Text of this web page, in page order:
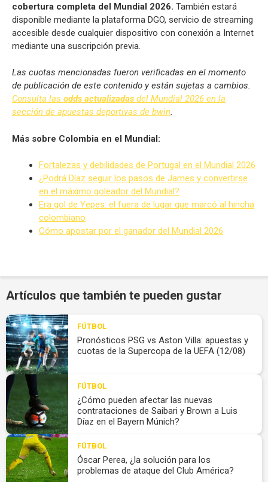
cobertura completa del Mundial 2026. También estará
disponible mediante la plataforma DGO, servicio de streaming
accesible desde cualquier dispositivo con conexión a Internet
mediante una suscripción previa.
Las cuotas mencionadas fueron verificadas en el momento
de publicación de este contenido y están sujetas a cambios.
Consulta las odds actualizadas del Mundial 2026 en la
sección de apuestas deportivas de bwin.
Más sobre Colombia en el Mundial:
Fortalezas y debilidades de Portugal en el Mundial 2026
¿Podrá Díaz seguir los pasos de James y convertirse
en el máximo goleador del Mundial?
Era gol de Yepes: el fuera de lugar que marcó al hincha
colombiano
Cómo apostar por el ganador del Mundial 2026
Artículos que también te pueden gustar
FÚTBOL
Pronósticos PSG vs Aston Villa: apuestas y
cuotas de la Supercopa de la UEFA (12/08)
FÚTBOL
¿Cómo pueden afectar las nuevas
contrataciones de Saibari y Brown a Luis
Díaz en el Bayern Múnich?
FÚTBOL
Óscar Perea, ¿la solución para los
problemas de ataque del Club América?